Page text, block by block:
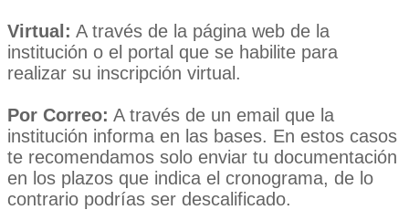
Virtual: A través de la página web de la
institución o el portal que se habilite para
realizar su inscripción virtual.
Por Correo: A través de un email que la
institución informa en las bases. En estos casos
te recomendamos solo enviar tu documentación
en los plazos que indica el cronograma, de lo
contrario podrías ser descalificado.